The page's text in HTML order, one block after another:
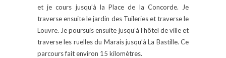
et je cours jusqu’à la Place de la Concorde. Je
traverse ensuite le jardin des Tuileries et traverse le
Louvre. Je poursuis ensuite jusqu’à l’hôtel de ville et
traverse les ruelles du Marais jusqu’à La Bastille. Ce
parcours fait environ 15 kilomètres.